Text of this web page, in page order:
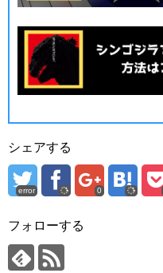
シェアする
error 0
フォローする